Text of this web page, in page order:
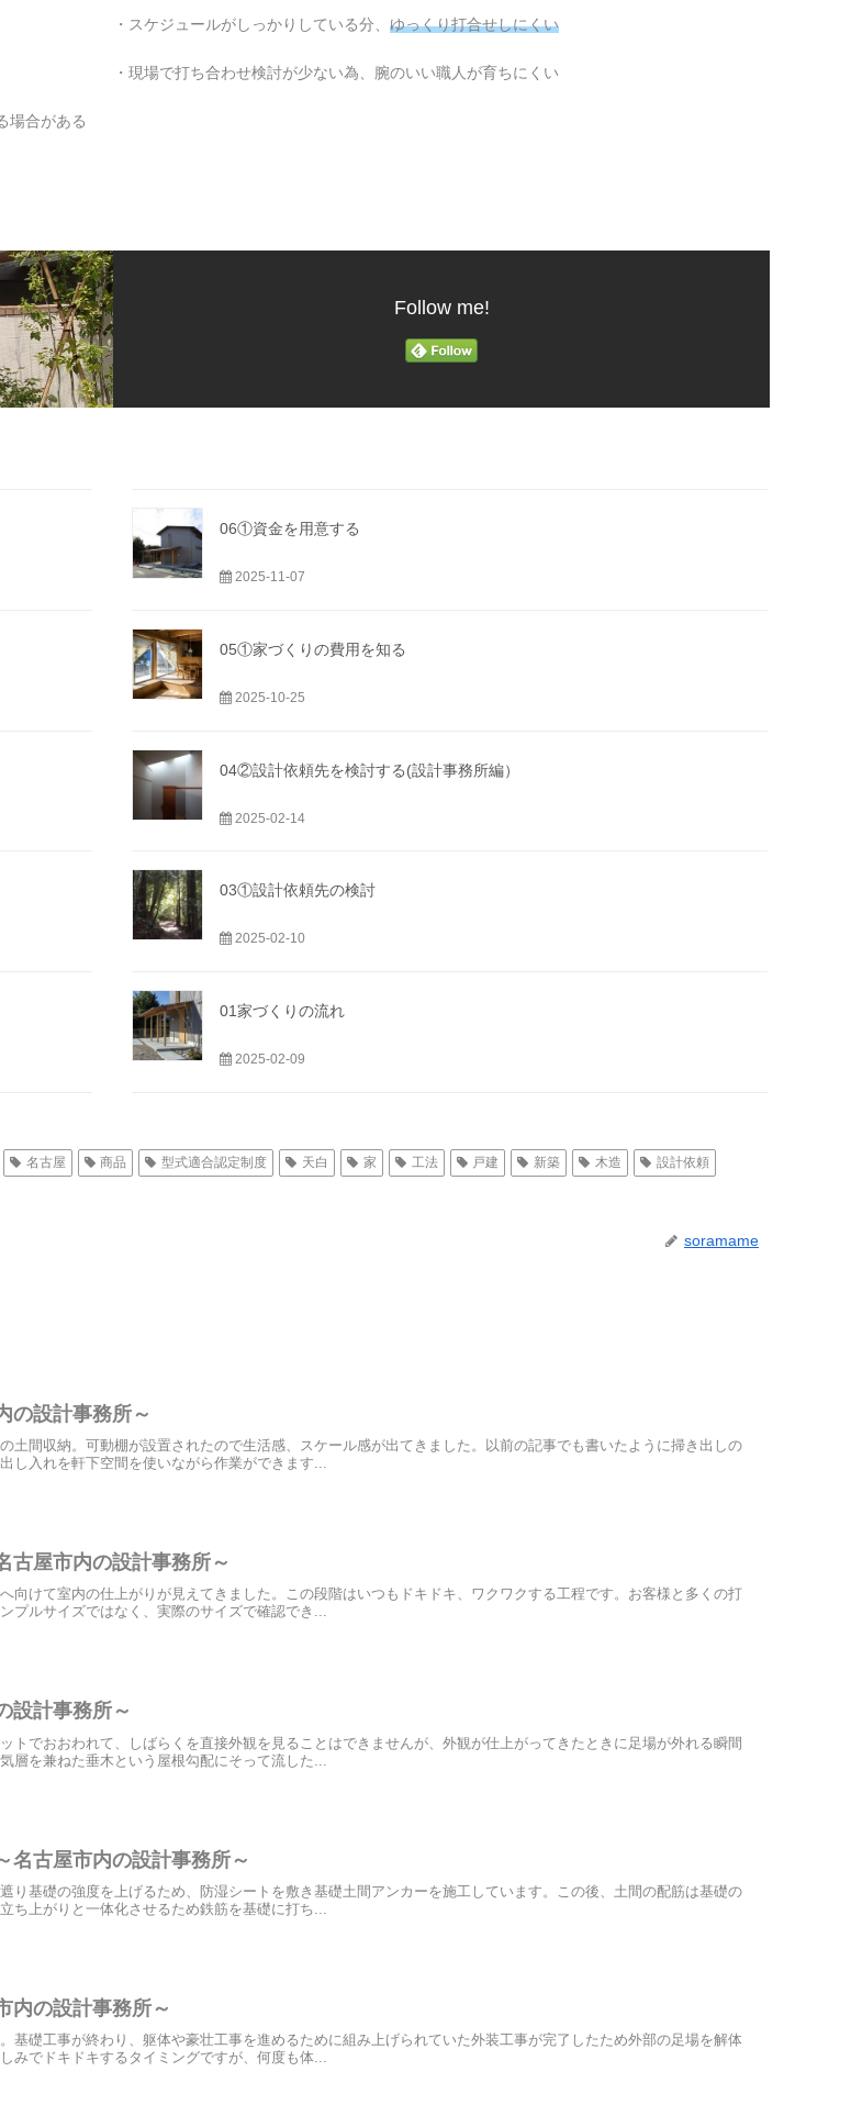
場合がある
・スケジュールがしっかりしている分、 ゆっくり打合せしにくい
・現場で打ち合わせ検討が少ない為、腕のいい職人が育ちにくい
Follow me!
06①資金を用意する
2025-11-07
05①家づくりの費用を知る
2025-10-25
04②設計依頼先を検討する(設計事務所編）
2025-02-14
03①設計依頼先の検討
2025-02-10
01家づくりの流れ
2025-02-09
名古屋 商品 型式適合認定制度 天白 家 工法 戸建 新築 木造
設計依頼
soramame
の設計事務所～
土間収納。可動棚が設置されたので生活感、スケール感が出てきました。以前の記事でも書いたように掃き出しの
し入れを軒下空間を使いながら作業ができます...
古屋市内の設計事務所～
向けて室内の仕上がりが見えてきました。この段階はいつもドキドキ、ワクワクする工程です。お客様と多くの打
プルサイズではなく、実際のサイズで確認でき...
設計事務所～
でおおわれて、しばらくを直接外観を見ることはできませんが、外観が仕上がってきたときに足場が外れる瞬間
層を兼ねた垂木という屋根勾配にそって流した...
名古屋市内の設計事務所～
り基礎の強度を上げるため、防湿シートを敷き基礎土間アンカーを施工しています。この後、土間の配筋は基礎の
ち上がりと一体化させるため鉄筋を基礎に打ち...
内の設計事務所～
基礎工事が終わり、躯体や豪壮工事を進めるために組み上げられていた外装工事が完了したため外部の足場を解体
みでドキドキするタイミングですが、何度も体...